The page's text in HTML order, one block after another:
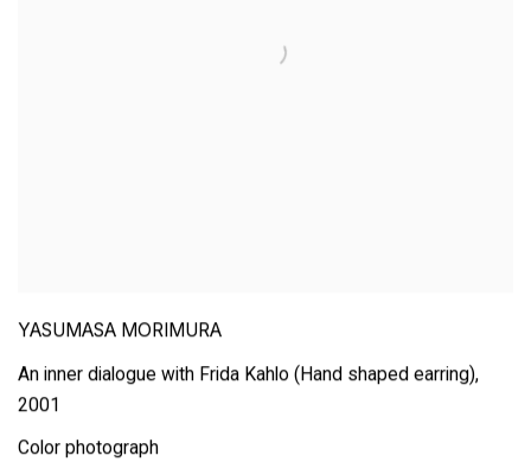
YASUMASA MORIMURA
An inner dialogue with Frida Kahlo (Hand shaped earring),
2001
Color photograph